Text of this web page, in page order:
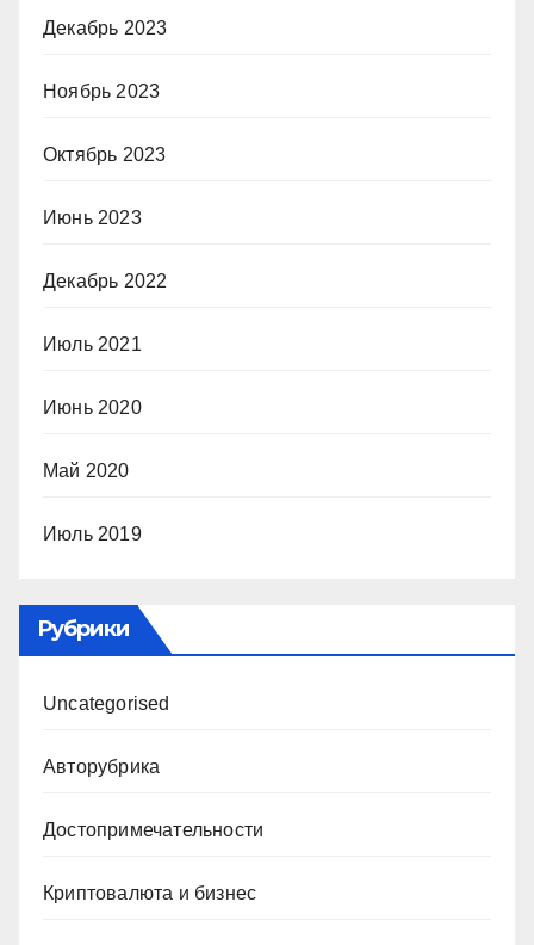
Декабрь 2023
Ноябрь 2023
Октябрь 2023
Июнь 2023
Декабрь 2022
Июль 2021
Июнь 2020
Май 2020
Июль 2019
Рубрики
Uncategorised
Авторубрика
Достопримечательности
Криптовалюта и бизнес